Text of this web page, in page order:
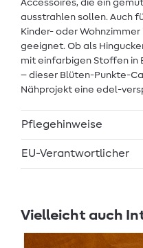
Accessoires, die ein
ausstrahlen sollen. Auch
Kinder- oder
geeignet. Ob als
mit einfarbigen Stoffen in
– dieser Blüten-Punkte-
Nähprojekt eine edel-
Pflegehinweise
EU-Verantwortlicher
Vielleicht auch